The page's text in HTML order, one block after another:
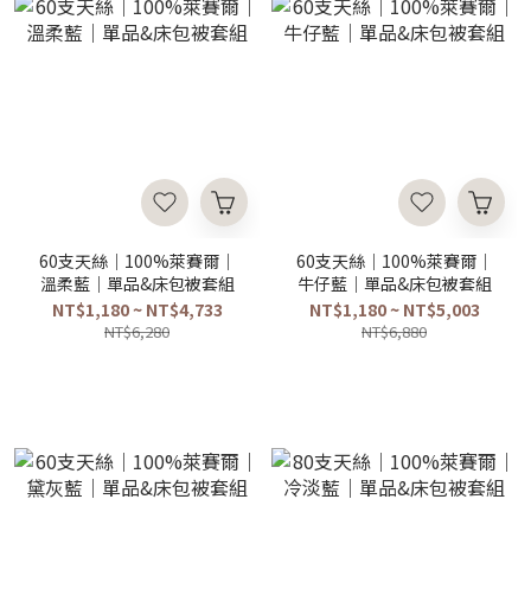
60支天絲｜100%萊賽爾｜
溫柔藍｜單品&床包被套組
NT$1,180 ~ NT$4,733
NT$6,280
60支天絲｜100%萊賽爾｜
牛仔藍｜單品&床包被套組
NT$1,180 ~ NT$5,003
NT$6,880